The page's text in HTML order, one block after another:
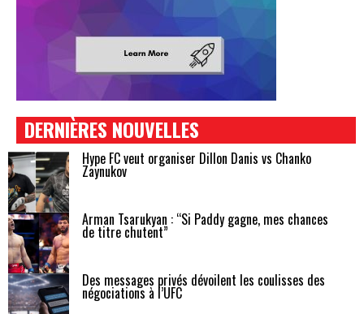
DERNIÈRES NOUVELLES
Hype FC veut organiser Dillon Danis vs Chanko
Zaynukov
Arman Tsarukyan : “Si Paddy gagne, mes chances
de titre chutent”
Des messages privés dévoilent les coulisses des
négociations à l’UFC